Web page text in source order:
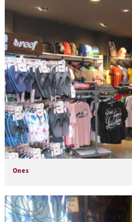
Ones